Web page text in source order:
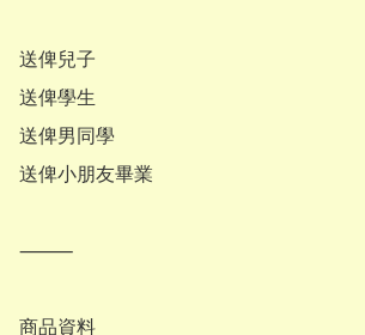
送俾兒子
送俾學生
送俾男同學
送俾小朋友畢業
⸻
商品資料